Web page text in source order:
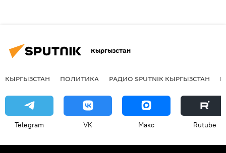
Кыргызстан
КЫРГЫЗСТАН ПОЛИТИКА РАДИО SPUTNIK КЫРГЫЗСТАН
Telegram VK Макс Rutube